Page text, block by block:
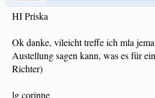
HI Priska
Ok danke, vileicht treffe ich mla
Austellung sagen kann, was es für
Richter)
lg corinne